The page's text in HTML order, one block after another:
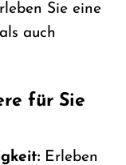
Sie eine
auch
für Sie
Erleben